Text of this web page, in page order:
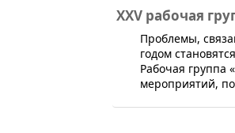
XXV рабочая
​Проблемы,
годом
Рабочая группа
мероприятий,